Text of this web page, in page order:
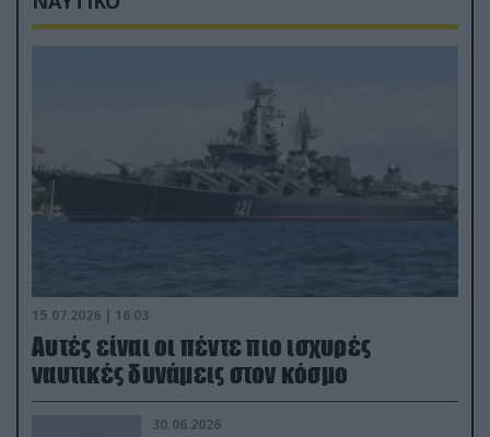
15.07.2026 | 16:03
Aυτές είναι οι πέντε πιο ισχυρές
ναυτικές δυνάμεις στον κόσμο
30.06.2026